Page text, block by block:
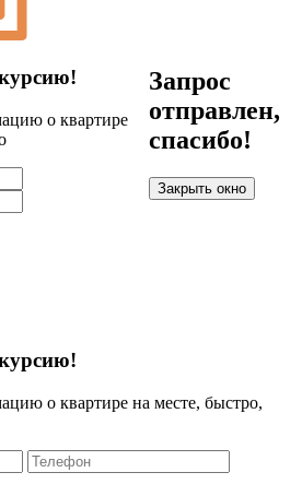
о квартире
Запрос
отправлен,
спасибо!
Закрыть окно
о квартире на месте, быстро,